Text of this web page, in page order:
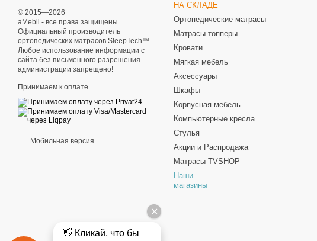
© 2015—2026
aMebli - все права защищены.
Официальный производитель
ортопедических матрасов SleepTech™
Любое использование информации с
сайта без письменного разрешения
администрации запрещено!
Принимаем к оплате
Мобильная версия
НА СКЛАДЕ
Ортопедические матрасы
Матрасы топперы
Кровати
Мягкая мебель
Аксессуары
Шкафы
Корпусная мебель
Компьютерные кресла
Стулья
Акции и Распродажа
Матрасы TVSHOP
Наши
магазины